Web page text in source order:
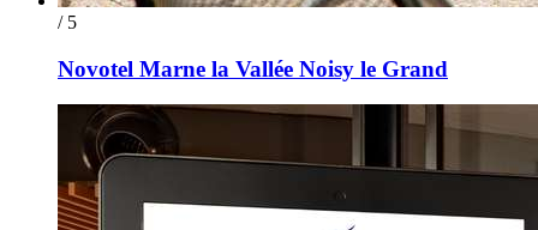
/ 5
Novotel Marne la Vallée Noisy le Grand